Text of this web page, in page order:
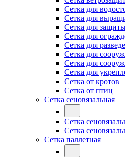
Сетка для
Сетка для
Сетка для
Сетка для
Сетка для
Сетка для
Сетка для
Сетка для
Сетка от кротов
Сетка от птиц
Сетка сеновязальная
Сетка
Сетка
Сетка паллетная